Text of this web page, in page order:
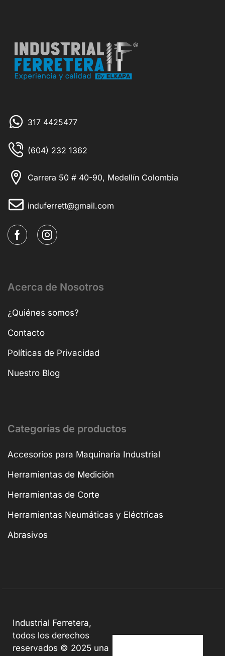
317 4425477
(604) 232 1362
Carrera 50 # 40-90, Medellín Colombia
induferrett@gmail.com
Acerca de Nosotros
¿Quiénes somos?
Contacto
Políticas de Privacidad
Nuestro Blog
Categorías de productos
Accesorios para Maquinaria Industrial
Herramientas de Medición
Herramientas de Corte
Herramientas Neumáticas y Eléctricas
Abrasivos
Industrial Ferretera,
todos los derechos
reservados © 2025 una